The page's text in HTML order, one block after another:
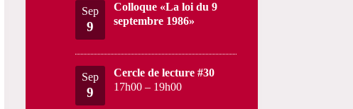
Sep
9
Colloque «La loi du 9
septembre 1986»
Sep
9
Cercle de lecture #30
17h00 – 19h00